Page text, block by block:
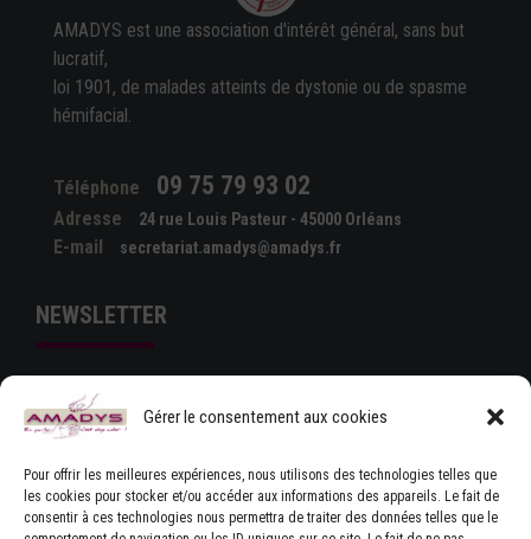
Gérer le consentement aux cookies
Pour offrir les meilleures expériences, nous utilisons des technologies telles que
les cookies pour stocker et/ou accéder aux informations des appareils. Le fait de
consentir à ces technologies nous permettra de traiter des données telles que le
AMADYS est une association d'intérêt général, sans but
lucratif,
loi 1901, de malades atteints de dystonie ou de spasme
hémifacial.
Téléphone 09 75 79 93 02
Adresse 24 rue Louis Pasteur - 45000 Orléans
E-mail secretariat.amadys@amadys.fr
NEWSLETTER